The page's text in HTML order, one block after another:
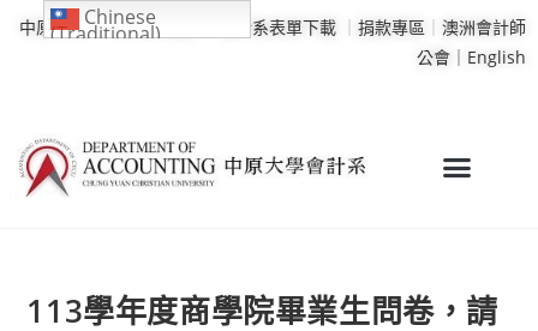
中原大學｜學校行事曆 會計系表單下載 ｜ 捐款專區 ｜ 澳洲會計師
公會｜ English
113學年度商學院畢業生問卷，請
Chinese
(Traditional)